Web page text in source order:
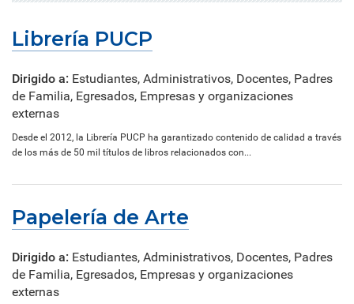
Librería PUCP
Dirigido a: Estudiantes, Administrativos, Docentes, Padres
de Familia, Egresados, Empresas y organizaciones
externas
Desde el 2012, la Librería PUCP ha garantizado contenido de calidad a través
de los más de 50 mil títulos de libros relacionados con...
Papelería de Arte
Dirigido a: Estudiantes, Administrativos, Docentes, Padres
de Familia, Egresados, Empresas y organizaciones
externas